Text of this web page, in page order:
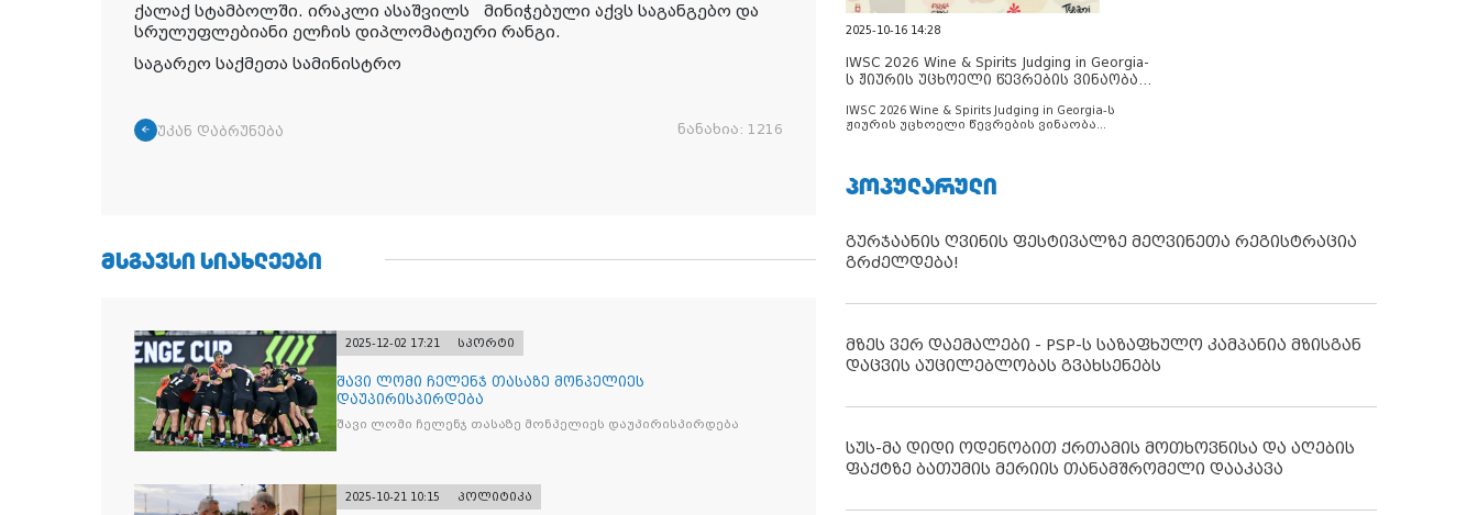
ქალაქ სტამბოლში. ირაკლი ასაშვილს მინიჭებული აქვს საგანგებო და
სრულუფლებიანი ელჩის დიპლომატიური რანგი.
საგარეო საქმეთა სამინისტრო
უკან დაბრუნება ნანახია: 1216
ᲛᲡᲒᲐᲕᲡᲘ ᲡᲘᲐᲮᲚᲔᲔᲑᲘ
2025-12-02 17:21 სპორტი
შავი ლომი ჩელენჯ თასაზე მონპელიეს
დაუპირისპირდება
შავი ლომი ჩელენჯ თასაზე მონპელიეს დაუპირისპირდება
2025-10-21 10:15 პოლიტიკა
2025-10-16 14:28
IWSC 2026 Wine & Spirits Judging in Georgia-
ს ჟიურის უცხოელი წევრების ვინაობა
IWSC 2026 Wine & Spirits Judging in Georgia-ს
ჟიურის უცხოელი წევრების ვინაობა
ᲞᲝᲞᲣᲚᲐᲠᲣᲚᲘ
გურჯაანის ღვინის ფესტივალზე მეღვინეთა რეგისტრაცია
გრძელდება!
მზეს ვერ დაემალები - PSP-ს საზაფხულო კამპანია მზისგან
დაცვის აუცილებლობას გვახსენებს
სუს-მა დიდი ოდენობით ქრთამის მოთხოვნისა და აღების
ფაქტზე ბათუმის მერიის თანამშრომელი დააკავა